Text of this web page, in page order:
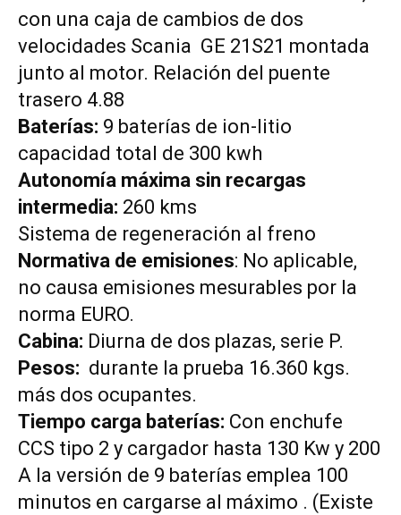
con una caja de cambios de dos
velocidades Scania GE 21S21 montada
junto al motor. Relación del puente
trasero 4.88
Baterías: 9 baterías de ion-litio
capacidad total de 300 kwh
Autonomía máxima sin recargas
intermedia: 260 kms
Sistema de regeneración al freno
Normativa de emisiones: No aplicable,
no causa emisiones mesurables por la
norma EURO.
Cabina: Diurna de dos plazas, serie P.
Pesos: durante la prueba 16.360 kgs.
más dos ocupantes.
Tiempo carga baterías: Con enchufe
CCS tipo 2 y cargador hasta 130 Kw y 200
A la versión de 9 baterías emplea 100
minutos en cargarse al máximo . (Existe